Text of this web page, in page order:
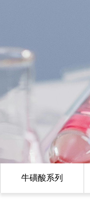
牛磺酸系列